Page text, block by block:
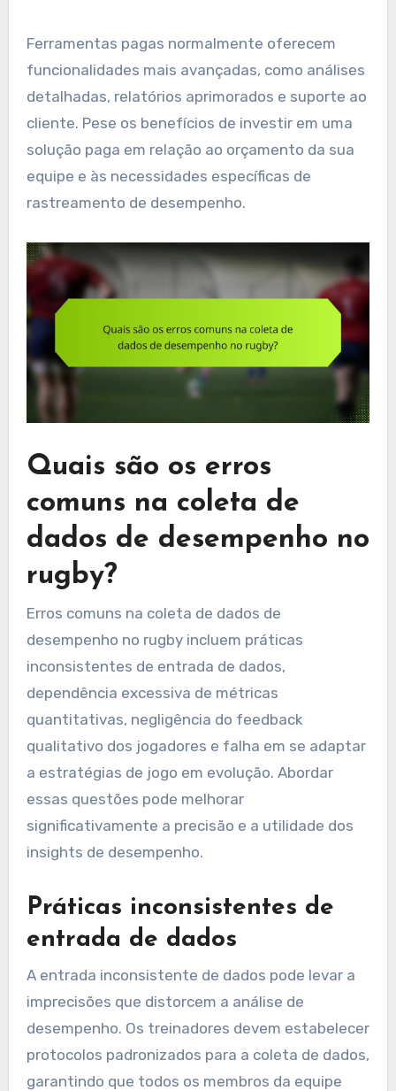
Ferramentas pagas normalmente oferecem
funcionalidades mais avançadas, como análises
detalhadas, relatórios aprimorados e suporte ao
cliente. Pese os benefícios de investir em uma
solução paga em relação ao orçamento da sua
equipe e às necessidades específicas de
rastreamento de desempenho.
Quais são os erros
comuns na coleta de
dados de desempenho no
rugby?
Erros comuns na coleta de dados de
desempenho no rugby incluem práticas
inconsistentes de entrada de dados,
dependência excessiva de métricas
quantitativas, negligência do feedback
qualitativo dos jogadores e falha em se adaptar
a estratégias de jogo em evolução. Abordar
essas questões pode melhorar
significativamente a precisão e a utilidade dos
insights de desempenho.
Práticas inconsistentes de
entrada de dados
A entrada inconsistente de dados pode levar a
imprecisões que distorcem a análise de
desempenho. Os treinadores devem estabelecer
protocolos padronizados para a coleta de dados,
garantindo que todos os membros da equipe